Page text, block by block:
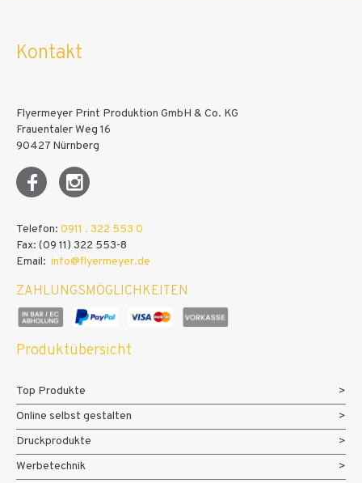
6000
10000
20000
25000
30000
35000
40000
45000
50000
Kontakt
Flyermeyer Print Produktion GmbH & Co. KG
Frauentaler Weg 16
90427 Nürnberg
Telefon: 0911 . 322 553 0
Fax: (09 11) 322 553-8
Email: info@flyermeyer.de
ZAHLUNGSMÖGLICHKEITEN
Produktübersicht
Top Produkte
Online selbst gestalten
Druckprodukte
Werbetechnik